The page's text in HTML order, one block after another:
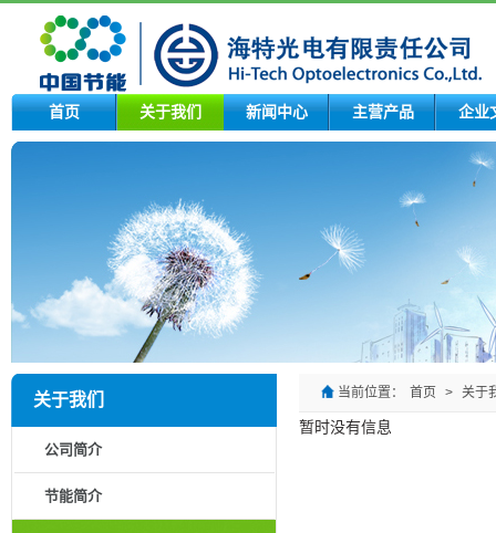
首页 关于我们 新闻中心 主营产品 企业
关于我们
公司简介
节能简介
当前位置： 首页 > 关于
暂时没有信息